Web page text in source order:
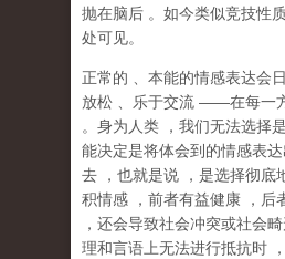
抛在脑后 。如今类似竞技性
处可见。
正常的 、本能的情感表达会
放松
、乐于交流 ——在每一
。身为人类
，我们无法选择
能决定是将体会到的情感表
去
，也就是说 ， 是选择彻底
积情感
，前者有益健康
，后
，还会导致社会冲突或社会
理和言语上无法进行抵抗时